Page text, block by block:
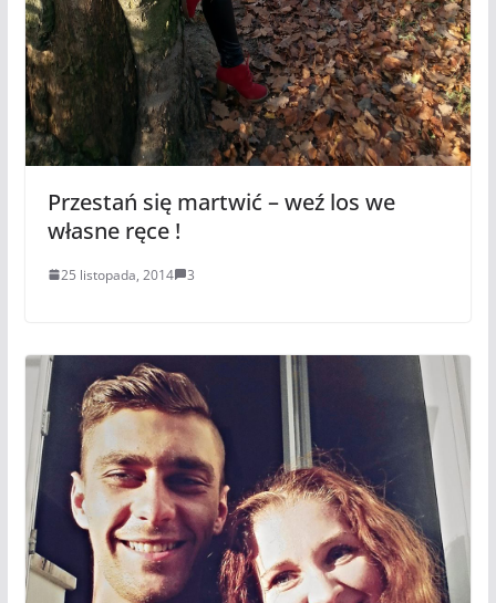
Przestań się martwić – weź los we
własne ręce !
25 listopada, 2014 3